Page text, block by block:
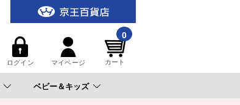
ログイン マイページ
0
カート
ベビー＆キッズ